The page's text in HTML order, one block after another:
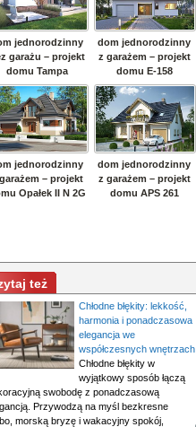
też
Chłodne błękity: lekkość,
harmonia i ponadczasowa
elegancja we
współczesnych wnętrzach
Chłodne błękity w
wyjątkowy sposób łączą
swobodę z ponadczasową
Przywodzą na myśl bezkresne
morską bryzę i wakacyjny spokój,